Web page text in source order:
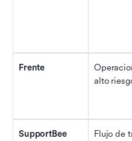
Frente
alto
SupportBee
Flujo de